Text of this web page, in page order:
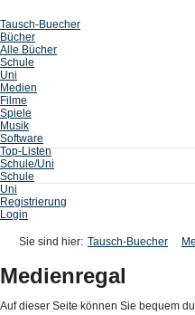
Tausch-Buecher
Bücher
Alle Bücher
Schule
Uni
Medien
Filme
Spiele
Musik
Software
Top-Listen
Schule/Uni
Schule
Uni
Registrierung
Login
Sie sind hier: Tausch-Buecher
Medienregal
Auf dieser Seite können Sie bequem